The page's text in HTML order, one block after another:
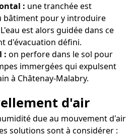
: une tranchée est
bâtiment pour y introduire
est alors guidée dans ce
d'évacuation défini.
: on perfore dans le sol pour
immergées qui expulsent
à Châtenay-Malabry.
d'air
due au mouvement d'air
solutions sont à considérer :